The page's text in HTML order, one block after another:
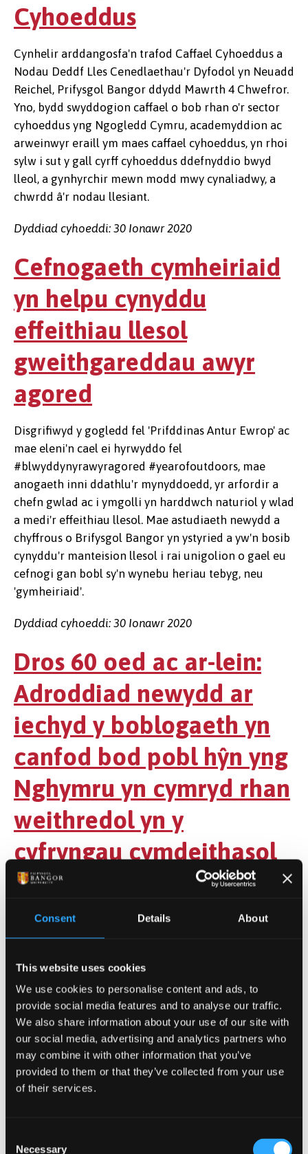
Consent Details About
This website uses cookies
We use cookies to personalise content and ads, to
provide social media features and to analyse our traffic.
We also share information about your use of our site with
our social media, advertising and analytics partners who
may combine it with other information that you’ve
provided to them or that they’ve collected from your use
of their services.
Necessary
Cyhoeddus
Cynhelir arddangosfa'n trafod Caffael Cyhoeddus a
Nodau Deddf Lles Cenedlaethau'r Dyfodol yn Neuadd
Reichel, Prifysgol Bangor ddydd Mawrth 4 Chwefror.
Yno, bydd swyddogion caffael o bob rhan o'r sector
cyhoeddus yng Ngogledd Cymru, academyddion ac
arweinwyr eraill ym maes caffael cyhoeddus, yn rhoi
sylw i sut y gall cyrff cyhoeddus ddefnyddio bwyd
lleol, a gynhyrchir mewn modd mwy cynaliadwy, a
chwrdd â'r nodau llesiant.
Dyddiad cyhoeddi: 30 Ionawr 2020
Cefnogaeth cymheiriaid
yn helpu cynyddu
effeithiau llesol
gweithgareddau awyr
agored
Disgrifiwyd y gogledd fel 'Prifddinas Antur Ewrop' ac
mae eleni'n cael ei hyrwyddo fel
#blwyddynyrawyragored #yearofoutdoors, mae
anogaeth inni ddathlu'r mynyddoedd, yr arfordir a
chefn gwlad ac i ymgolli yn harddwch naturiol y wlad
a medi'r effeithiau llesol. Mae astudiaeth newydd a
chyffrous o Brifysgol Bangor yn ystyried a yw'n bosib
cynyddu'r manteision llesol i rai unigolion o gael eu
cefnogi gan bobl sy'n wynebu heriau tebyg, neu
'gymheiriaid'.
Dyddiad cyhoeddi: 30 Ionawr 2020
Dros 60 oed ac ar-lein:
Adroddiad newydd ar
iechyd y boblogaeth yn
canfod bod pobl hŷn yng
Nghymru yn cymryd rhan
weithredol yn y
cyfryngau cymdeithasol
Mae pobl dros 60 oed yng Nghymru ar-lein ac yn
a gall hyn fod yn offeryn pwysig yng nghyd-destun
iechyd y cyhoedd. Mae 77 allan o pob 100 o bobl yng
Nghymru sy'n 16 oed neu'n hŷn yn defnyddio un neu
yn defnyddio'r cyfryngau cymdeithasol bob dydd.
Daw'r canfyddiadau hyn o adroddiad newydd: Iechyd
y Boblogaeth mewn Oes Ddigidol: Patrymau yn y
defnydd o'r cyfryngau cymdeithasol yng Nghymru g
an Iechyd Cyhoeddus Cymru a Phrifysgol Bangor a
gyhoeddir heddiw.